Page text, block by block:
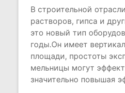
В строительной
растворов, гипса и
это новый тип
годы.Он имеет
площади, простоты
мельницы могут
значительно повышая